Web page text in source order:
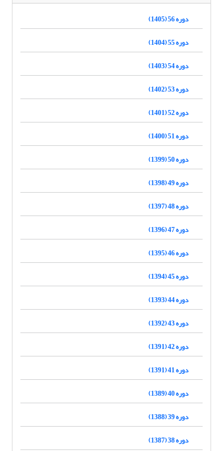
دوره 56 (1405)
دوره 55 (1404)
دوره 54 (1403)
دوره 53 (1402)
دوره 52 (1401)
دوره 51 (1400)
دوره 50 (1399)
دوره 49 (1398)
دوره 48 (1397)
دوره 47 (1396)
دوره 46 (1395)
دوره 45 (1394)
دوره 44 (1393)
دوره 43 (1392)
دوره 42 (1391)
دوره 41 (1391)
دوره 40 (1389)
دوره 39 (1388)
دوره 38 (1387)